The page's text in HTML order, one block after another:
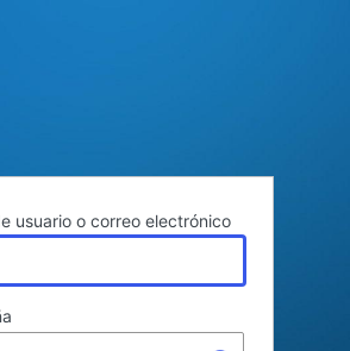
usuario o correo electrónico